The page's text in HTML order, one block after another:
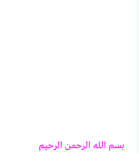
بسم الله الرحمن الرحيم